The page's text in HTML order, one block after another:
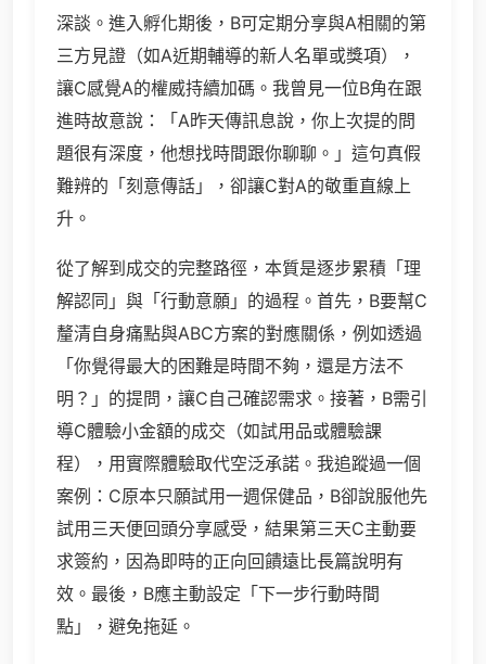
深談。進入孵化期後，B可定期分享與A相關的第
三方見證（如A近期輔導的新人名單或獎項），
讓C感覺A的權威持續加碼。我曾見一位B角在跟
進時故意說：「A昨天傳訊息說，你上次提的問
題很有深度，他想找時間跟你聊聊。」這句真假
難辨的「刻意傳話」，卻讓C對A的敬重直線上
升。
從了解到成交的完整路徑，本質是逐步累積「理
解認同」與「行動意願」的過程。首先，B要幫C
釐清自身痛點與ABC方案的對應關係，例如透過
「你覺得最大的困難是時間不夠，還是方法不
明？」的提問，讓C自己確認需求。接著，B需引
導C體驗小金額的成交（如試用品或體驗課
程），用實際體驗取代空泛承諾。我追蹤過一個
案例：C原本只願試用一週保健品，B卻說服他先
試用三天便回頭分享感受，結果第三天C主動要
求簽約，因為即時的正向回饋遠比長篇說明有
效。最後，B應主動設定「下一步行動時間
點」，避免拖延。